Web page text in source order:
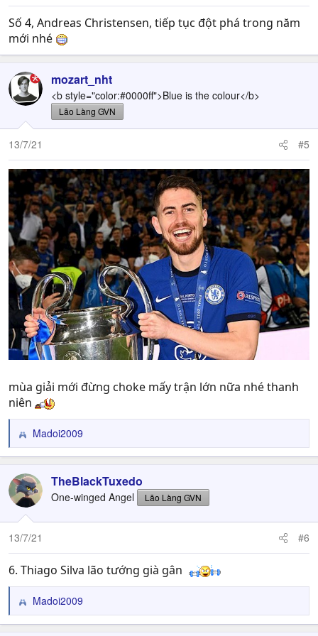
Số 4, Andreas Christensen, tiếp tục đột phá trong năm
mới nhé
mozart_nht
<b style="color:#0000ff">Blue is the colour</b>
Lão Làng GVN
13/7/21 #5
mùa giải mới đừng choke mấy trận lớn nữa nhé thanh
niên
R
e
c
t
i
o
n
s
Madoi2009
TheBlackTuxedo
One-winged Angel Lão Làng GVN
13/7/21 #6
6. Thiago Silva lão tướng già gân
R
e
Madoi2009